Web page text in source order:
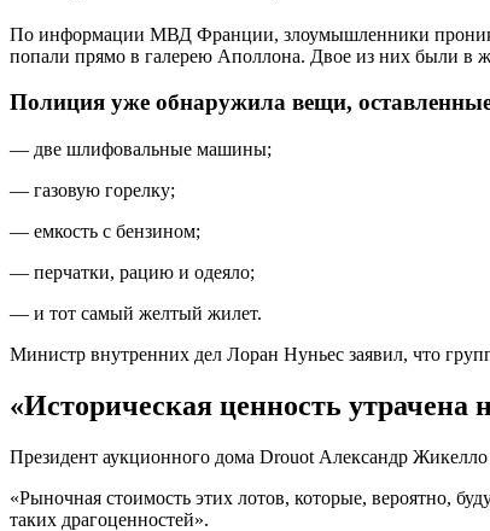
По информации МВД Франции, злоумышленники
попали прямо в галерею Аполлона. Двое из них были в
Полиция уже обнаружила вещи,
— две шлифовальные машины;
— газовую горелку;
— емкость с бензином;
— перчатки, рацию и одеяло;
— и тот самый желтый жилет.
Министр внутренних дел Лоран Нуньес заявил, что
«Историческая ценность утрачена
Президент аукционного дома Drouot Александр
«Рыночная стоимость этих лотов, которые, вероятно,
таких драгоценностей».